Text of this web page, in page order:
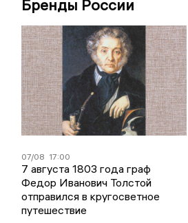
Бренды России
07/08 17:00
7 августа 1803 года граф
Федор Иванович Толстой
отправился в кругосветное
путешествие